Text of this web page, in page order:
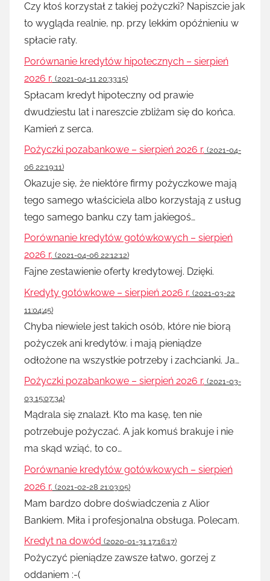
Czy ktoś korzystał z takiej pożyczki? Napiszcie jak
to wygląda realnie, np. przy lekkim opóźnieniu w
spłacie raty.
Porównanie kredytów hipotecznych – sierpień
2026 r. (2021-04-11 20:33:15)
Spłacam kredyt hipoteczny od prawie
dwudziestu lat i nareszcie zbliżam się do końca.
Kamień z serca.
Pożyczki pozabankowe – sierpień 2026 r. (2021-04-
06 22:19:11)
Okazuje się, że niektóre firmy pożyczkowe mają
tego samego właściciela albo korzystają z usług
tego samego banku czy tam jakiegoś…
Porównanie kredytów gotówkowych – sierpień
2026 r. (2021-04-06 22:12:12)
Fajne zestawienie oferty kredytowej. Dzięki.
Kredyty gotówkowe – sierpień 2026 r. (2021-03-22
11:04:45)
Chyba niewiele jest takich osób, które nie biorą
pożyczek ani kredytów. i mają pieniądze
odłożone na wszystkie potrzeby i zachcianki. Ja…
Pożyczki pozabankowe – sierpień 2026 r. (2021-03-
03 15:07:34)
Mądrala się znalazł. Kto ma kasę, ten nie
potrzebuje pożyczać. A jak komuś brakuje i nie
ma skąd wziąć, to co…
Porównanie kredytów gotówkowych – sierpień
2026 r. (2021-02-28 21:03:05)
Mam bardzo dobre doświadczenia z Alior
Bankiem. Miła i profesjonalna obsługa. Polecam.
Kredyt na dowód (2020-01-31 17:16:17)
Pożyczyć pieniądze zawsze łatwo, gorzej z
oddaniem :-(